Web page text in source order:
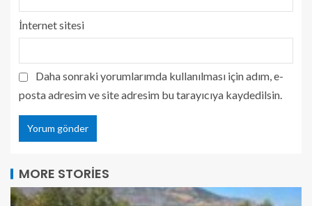
İnternet sitesi
Daha sonraki yorumlarımda kullanılması için adım, e-
posta adresim ve site adresim bu tarayıcıya kaydedilsin.
MORE STORIES